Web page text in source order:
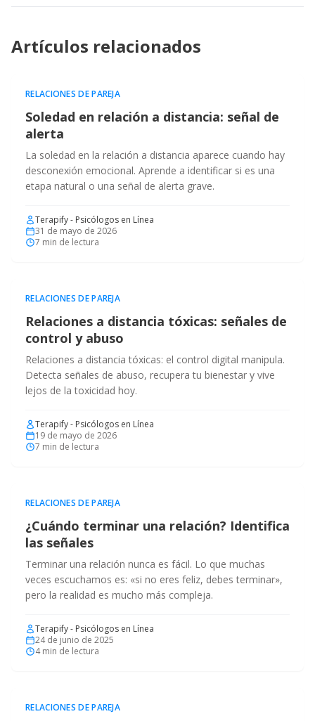
Artículos relacionados
RELACIONES DE PAREJA
Soledad en relación a distancia: señal de
alerta
La soledad en la relación a distancia aparece cuando hay
desconexión emocional. Aprende a identificar si es una
etapa natural o una señal de alerta grave.
Terapify - Psicólogos en Línea
31 de mayo de 2026
7 min de lectura
RELACIONES DE PAREJA
Relaciones a distancia tóxicas: señales de
control y abuso
Relaciones a distancia tóxicas: el control digital manipula.
Detecta señales de abuso, recupera tu bienestar y vive
lejos de la toxicidad hoy.
Terapify - Psicólogos en Línea
19 de mayo de 2026
7 min de lectura
RELACIONES DE PAREJA
¿Cuándo terminar una relación? Identifica
las señales
Terminar una relación nunca es fácil. Lo que muchas
veces escuchamos es: «si no eres feliz, debes terminar»,
pero la realidad es mucho más compleja.
Terapify - Psicólogos en Línea
24 de junio de 2025
4min de lectura
RELACIONES DE PAREJA